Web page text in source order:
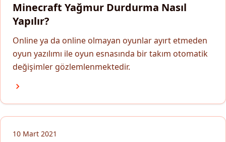
Minecraft Yağmur Durdurma Nasıl
Yapılır?
Online ya da online olmayan oyunlar ayırt etmeden
oyun yazılımı ile oyun esnasında bir takım otomatik
değişimler gözlemlenmektedir.
10 Mart 2021